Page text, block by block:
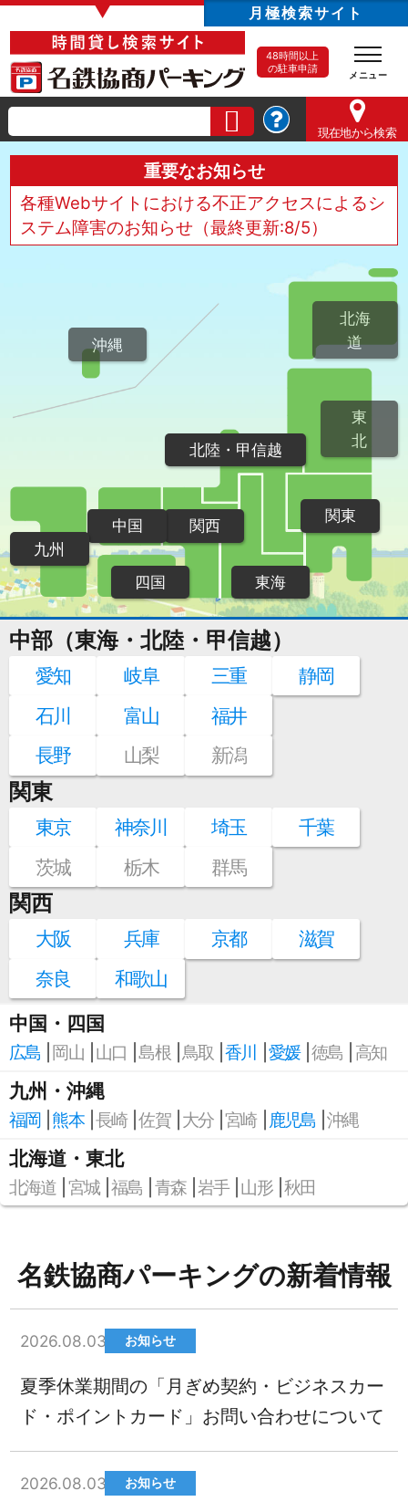
▼ 月極検索サイト
48時間以上
の駐車申請
現在地から検索
重要なお知らせ
各種Webサイトにおける不正アクセスによるシ
ステム障害のお知らせ（最終更新:8/5）
北海
道
東
北
関東
北陸・甲信越
東海
関西
中国
四国
九州
沖縄
中部（東海・北陸・甲信越）
愛知 岐阜 三重
静岡
石川
富山
福井
長野
山梨 新潟
関東
東京 神奈川 埼玉
千葉
茨城
栃木 群馬
関西
大阪 兵庫 京都
滋賀
奈良
和歌山
中国・四国
広島 岡山 山口 島根 鳥取 香川 愛媛 徳島 高知
九州・沖縄
福岡 熊本 長崎 佐賀 大分 宮崎 鹿児島 沖縄
北海道・東北
北海道 宮城 福島 青森 岩手 山形 秋田
名鉄協商パーキングの新着情報
2026.08.03 お知らせ
夏季休業期間の「月ぎめ契約・ビジネスカー
ド・ポイントカード」お問い合わせについて
2026.08.03 お知らせ